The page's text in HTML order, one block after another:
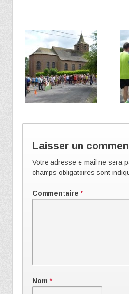
Laisser un
Votre adresse e-mail ne sera
champs obligatoires sont
Commentaire *
Nom *